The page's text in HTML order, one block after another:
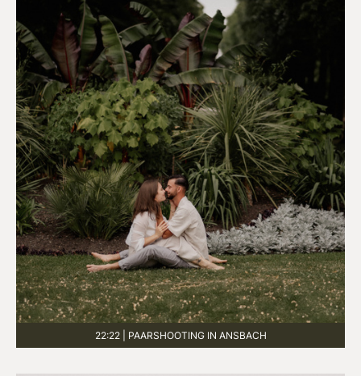
22:22 | PAARSHOOTING IN ANSBACH